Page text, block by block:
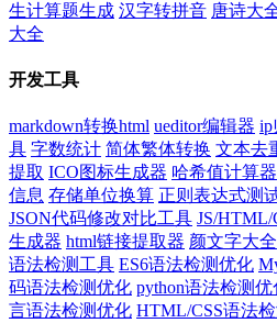
生计算题生成 汉字转拼音 唐诗大
大全
开发工具
markdown转换html ueditor编辑器 ip
具 字数统计 简体繁体转换 文本去
提取 ICO图标生成器 哈希值计算器
信息 存储单位换算 正则表达式测
JSON代码修改对比工具 JS/HTML/
生成器 html链接提取器 颜文字大全
语法检测工具 ES6语法检测优化
码语法检测优化 python语法检测优
言语法检测优化 HTML/CSS语法